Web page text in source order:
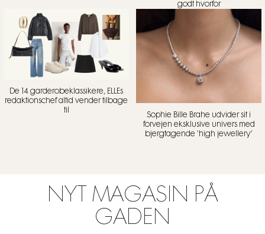
godt hvorfor
De 14 garderobeklassikere, ELLEs
redaktionschef altid vender tilbage
til
Sophie Bille Brahe udvider sit i
forvejen eksklusive univers med
bjergtagende ‘high jewellery’
NYT MAGASIN PÅ
GADEN